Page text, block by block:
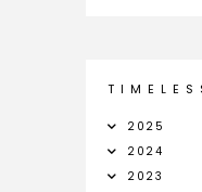
T I M E L E S
2025
2024
2023